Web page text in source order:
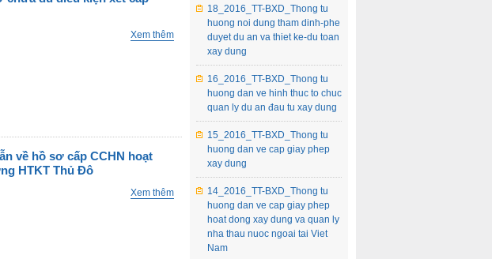
Xem thêm
về hồ sơ cấp CCHN hoạt
HTKT Thủ Đô
Xem thêm
18_2016_TT-BXD_Thong tu
huong noi dung tham dinh-phe
duyet du an va thiet ke-du toan
xay dung
16_2016_TT-BXD_Thong tu
huong dan ve hinh thuc to chuc
quan ly du an đau tu xay dung
15_2016_TT-BXD_Thong tu
huong dan ve cap giay phep
xay dung
14_2016_TT-BXD_Thong tu
huong dan ve cap giay phep
hoat dong xay dung va quan ly
nha thau nuoc ngoai tai Viet
Nam